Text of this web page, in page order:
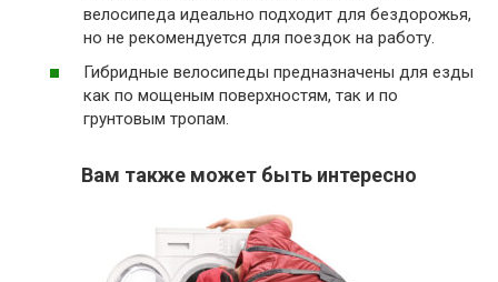
велосипеда идеально подходит для бездорожья,
но не рекомендуется для поездок на работу.
Гибридные велосипеды предназначены для езды
как по мощеным поверхностям, так и по
грунтовым тропам.
Вам также может быть интересно